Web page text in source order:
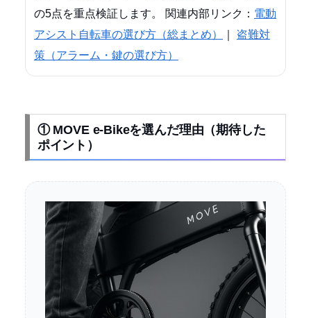
の5点を重点検証します。 関連内部リンク： 電動
アシスト自転車の選び方（総まとめ）
盗難対
策（アラーム・鍵の選び方）
① MOVE e-Bikeを選んだ理由（期待した
ポイント）